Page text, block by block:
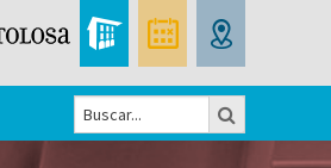
Formulario